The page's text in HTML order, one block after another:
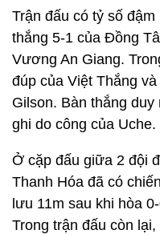
Trận đấu có tỷ số
thắng 5-1 của Đồng
Vương An Giang.
đúp của Việt Thắng
Gilson. Bàn thắng
ghi do công của Uche.
Ở cặp đấu giữa 2 đội
Thanh Hóa đã có
lưu 11m sau khi hòa
Trong trận đấu còn